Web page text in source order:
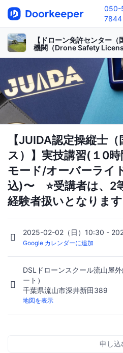
050-
7844
【ドローン免許センター
機関（Drone Safety
【JUIDA認定操縦士
ス）】実技講習(１0
モード/オーバーライ
込)〜 ⭐️受講者は、2
経験者扱いとなります
2025-02-02（日）10:30 -
Google カレンダーに追加
DSLドローンスクール流山屋
ート）
千葉県流山市深井新田389
地図を表示
申し込